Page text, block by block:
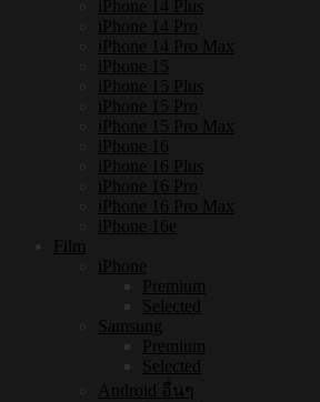
iPhone 14 Plus
iPhone 14 Pro
iPhone 14 Pro Max
iPhone 15
iPhone 15 Plus
iPhone 15 Pro
iPhone 15 Pro Max
iPhone 16
iPhone 16 Plus
iPhone 16 Pro
iPhone 16 Pro Max
iPhone 16e
Film
iPhone
Premium
Selected
Samsung
Premium
Selected
Android อื่นๆ